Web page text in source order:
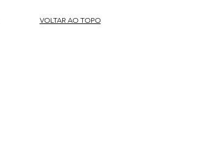
VOLTAR AO TOPO